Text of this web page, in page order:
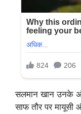
सलमान खान उनके
साफ तौर पर मायूसी